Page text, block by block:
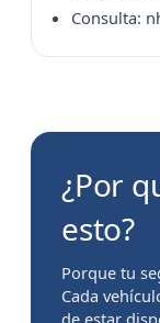
Consulta:
¿Por
esto?
Porque tu
Cada
de estar